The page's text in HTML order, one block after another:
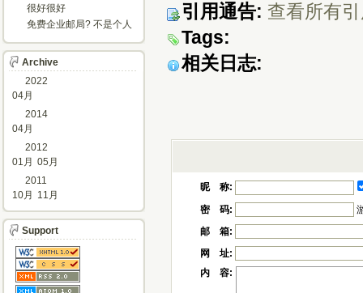
引用通告: 查看所有
Tags:
相关日志:
昵 称:
密 码:
邮 箱:
网 址:
内 容:
很好很好
免费企业邮局? 不是个人
Archive
2022
04月
2014
04月
2012
01月 05月
2011
10月
11月
Support